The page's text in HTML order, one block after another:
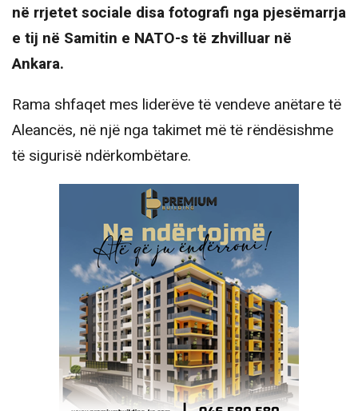
në rrjetet sociale disa fotografi nga pjesëmarrja
e tij në Samitin e NATO-s të zhvilluar në
Ankara.
Rama shfaqet mes liderëve të vendeve anëtare të
Aleancës, në një nga takimet më të rëndësishme
të sigurisë ndërkombëtare.